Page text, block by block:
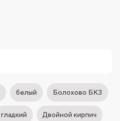
белый Болохово БКЗ
гладкий Двойной кирпич